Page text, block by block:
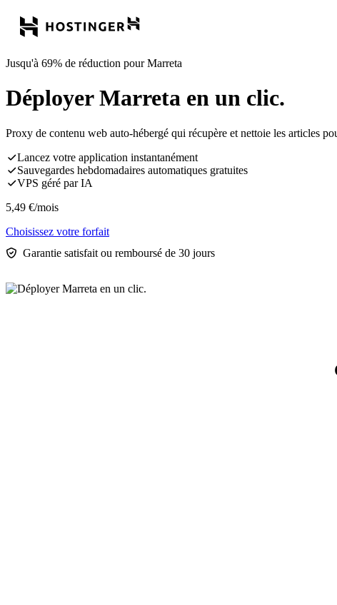
Jusqu'à 69% de réduction pour Marreta
Déployer Marreta en un clic.
Proxy de contenu web auto-hébergé qui récupère et nettoie les articles
Lancez votre application instantanément
Sauvegardes hebdomadaires automatiques gratuites
VPS géré par IA
5,49 €/mois
Choisissez votre forfait
Garantie satisfait ou remboursé de 30 jours